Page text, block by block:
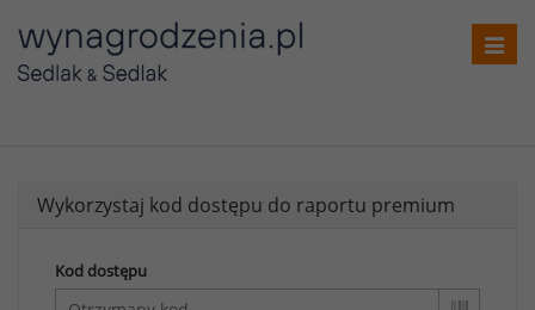
Wykorzystaj kod dostępu do raportu premium
Kod dostępu